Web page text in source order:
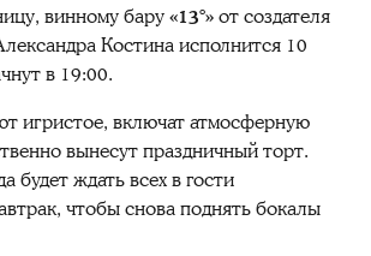
винному бару«13°»от создателя
Костина исполнится 10
в 19:00.
игристое, включат атмосферную
вынесут праздничный торт.
будет ждать всех в гости
чтобы снова поднять бокалы